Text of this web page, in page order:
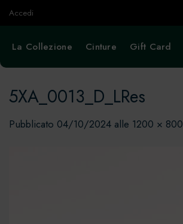
SaltaAccedi
La Collezione Cinture Gift Card
5XA_0013_D_LRes
Pubblicato 04/10/2024 alle 1200 × 800